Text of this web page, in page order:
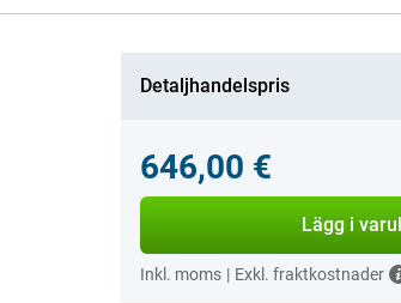
Detaljhandelspris
646,00 €
Lägg i
Inkl. moms | Exkl. fraktkostnader